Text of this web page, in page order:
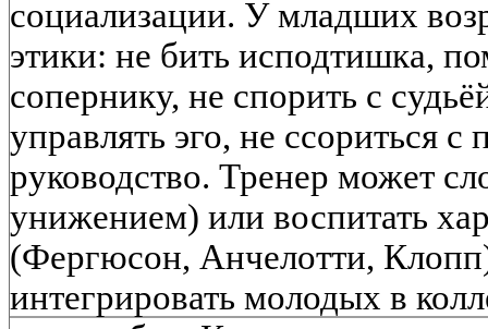
социализации. У младших
этики: не бить исподтишка,
сопернику, не спорить с
управлять эго, не ссориться с
руководство. Тренер может
унижением) или воспитать
(Фергюсон, Анчелотти,
интегрировать молодых в